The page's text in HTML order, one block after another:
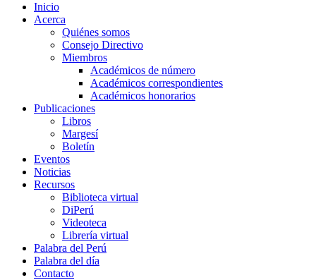
Inicio
Acerca
Quiénes somos
Consejo Directivo
Miembros
Académicos de número
Académicos correspondientes
Académicos honorarios
Publicaciones
Libros
Margesí
Boletín
Eventos
Noticias
Recursos
Biblioteca virtual
DiPerú
Videoteca
Librería virtual
Palabra del Perú
Palabra del día
Contacto